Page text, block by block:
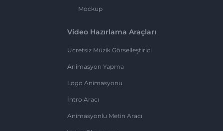
Mockup
Video Hazırlama Araçları
Ücretsiz Müzik Görselleştirici
Animasyon Yapma
Logo Animasyonu
İntro Aracı
Animasyonlu Metin Aracı